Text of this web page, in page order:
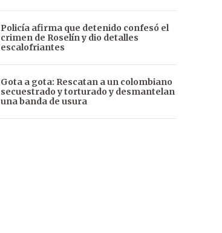
Policía afirma que detenido confesó el
crimen de Roselín y dio detalles
escalofriantes
Gota a gota: Rescatan a un colombiano
secuestrado y torturado y desmantelan
una banda de usura